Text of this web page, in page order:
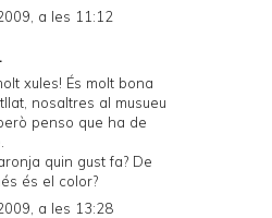
a les 11:12
xules! És molt bona
nosaltres al musueu
penso que ha de
quin gust fa? De
és el color?
a les 13:28